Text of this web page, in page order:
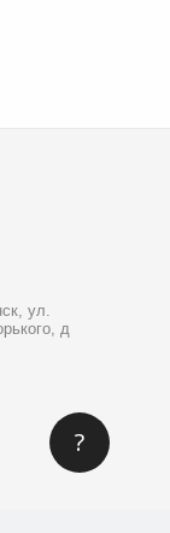
ул.
д
?